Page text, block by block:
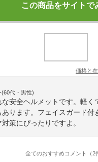
この商品をサイトで
価格と
(60代・男性)
な安全ヘルメットです。軽く
あります。フェイスガード付
策にぴったりですよ。
全てのおすすめコメント（2